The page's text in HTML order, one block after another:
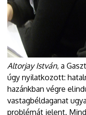
Altorjay István, a
úgy nyilatkozott:
hazánkban végre
vastagbéldaganat
problémát jelent.